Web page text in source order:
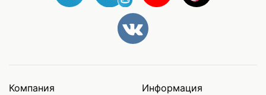
Компания Информация